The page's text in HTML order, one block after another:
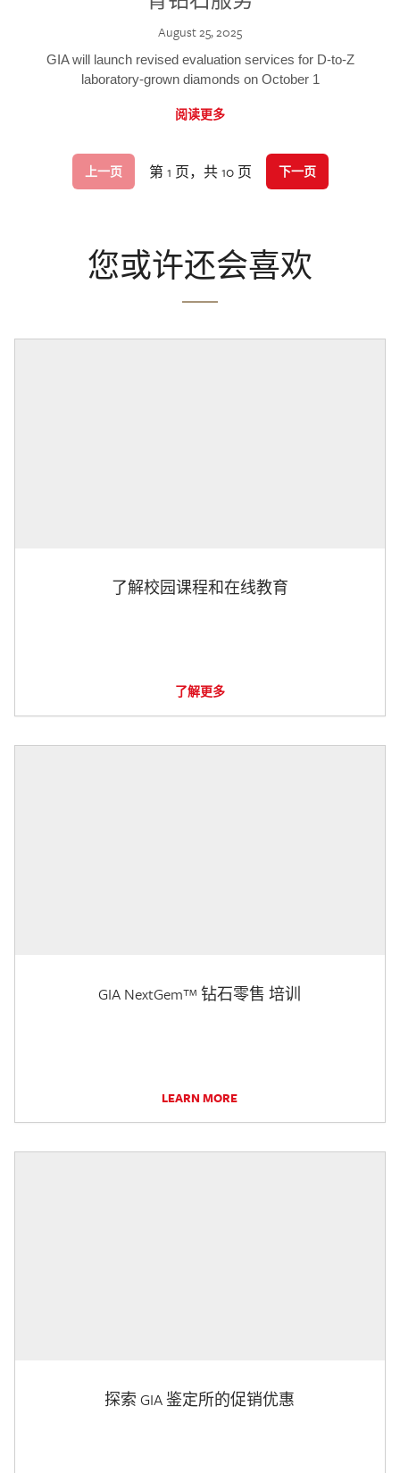
August 25, 2025
GIA will launch revised evaluation services for D-to-Z
laboratory-grown diamonds on October 1
阅读更多
上一页 第 1 页，共 10 页 下一页
您或许还会喜欢
了解校园课程和在线教育
了解更多
GIA NextGem™ 钻石零售 培训
LEARN MORE
探索 GIA 鉴定所的促销优惠